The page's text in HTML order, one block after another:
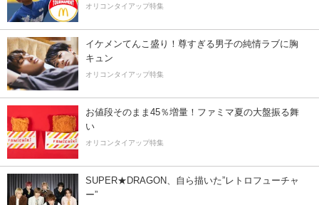
オリコンタイアップ特集
イケメンてんこ盛り！尊すぎる男子の純情ラブに胸
キュン
オリコンタイアップ特集
お値段そのまま45％増量！ファミマ夏の大盤振る舞
い
オリコンタイアップ特集
SUPER★DRAGON、自ら描いた”レトロフューチャ
ー”